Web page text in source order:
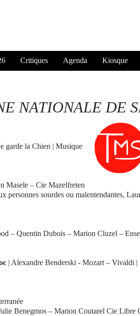
Critiques Agenda Kiosque
NATIONALE DE
garde la Chien | Musique
Masele – Cie Mazelfreten
personnes sourdes ou malentendantes,
– Quentin Dubois – Marion Cluzel –
| Alexandre Benderski - Mozart – Vivaldi |
Benegmos – Marion Coutarel Cie Libre